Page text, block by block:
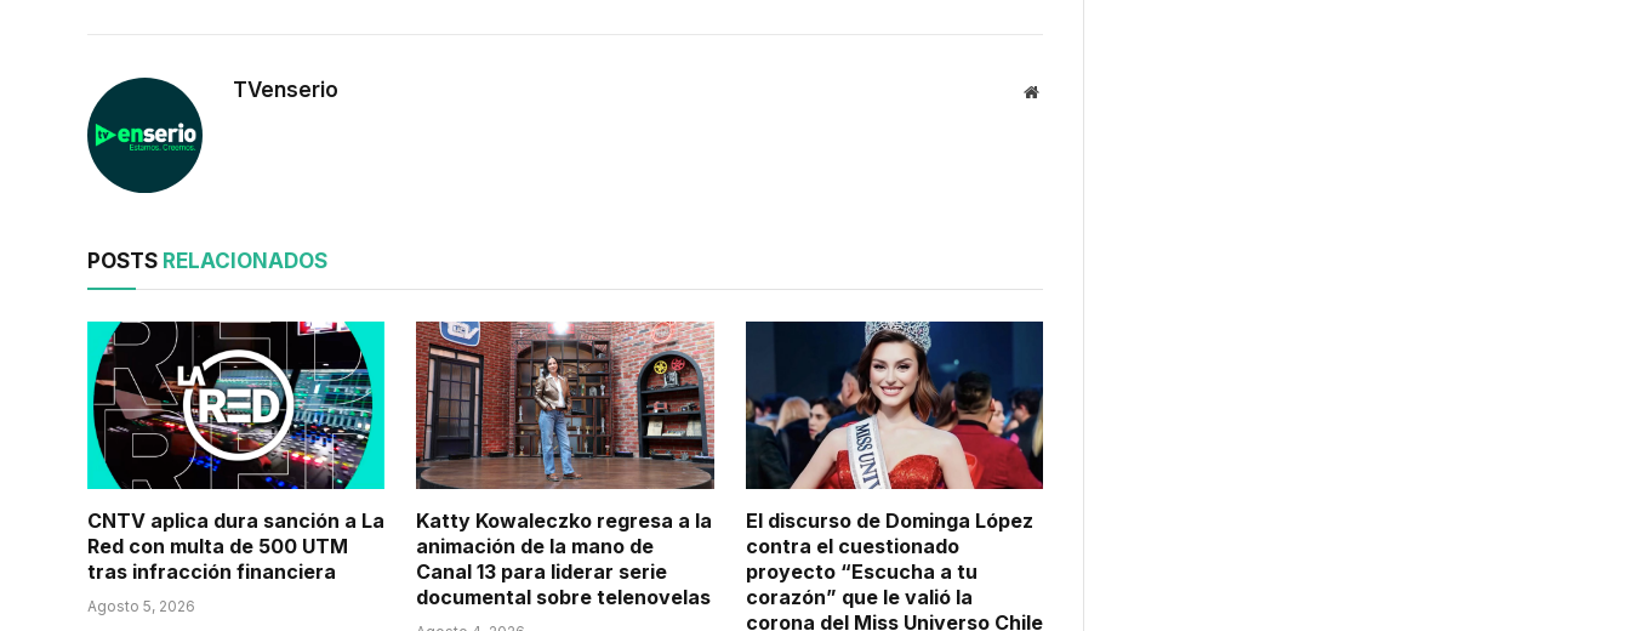
TVenserio Website
POSTS RELACIONADOS
CNTV aplica dura sanción a La
Red con multa de 500 UTM
tras infracción financiera
Agosto 5, 2026
Katty Kowaleczko regresa a la
animación de la mano de
Canal 13 para liderar serie
documental sobre telenovelas
El discurso de Dominga López
contra el cuestionado
proyecto “Escucha a tu
corazón” que le valió la
corona del Miss Universo Chile